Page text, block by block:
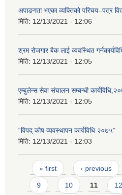
अपाङगता भएका व्यक्तिको परिचय–पत्र
मिति: 12/13/2021 - 12:06
श्रम रोजगार बैक लाई व्यवस्थित
मिति: 12/13/2021 - 12:05
एम्बुलेन्स सेवा संचालन सम्बन्धी
मिति: 12/13/2021 - 12:05
“विपद् कोष व्यवस्थापन कार्यविधि २०७५”
मिति: 12/13/2021 - 12:03
Pages
« first ‹ previous
9 10 11 12